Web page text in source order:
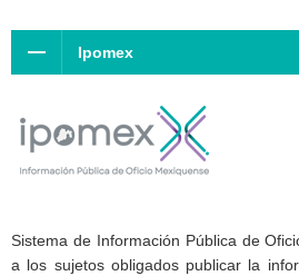
Ipomex
Sistema de Información Pública de
a los sujetos obligados publicar la